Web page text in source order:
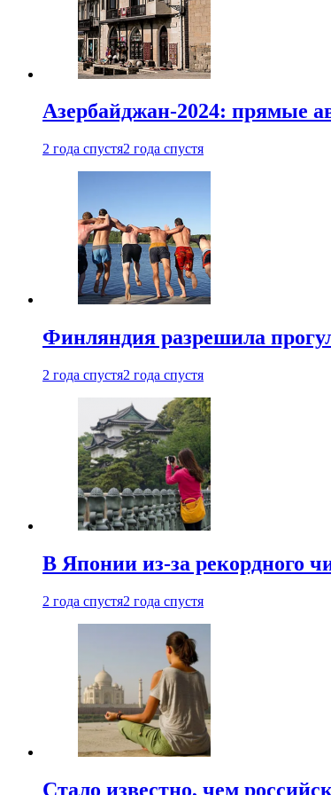
Азербайджан-2024: прямые
2 года спустя2 года спустя
Финляндия разрешила
2 года спустя2 года спустя
В Японии из-за рекордного
2 года спустя2 года спустя
Стало известно, чем